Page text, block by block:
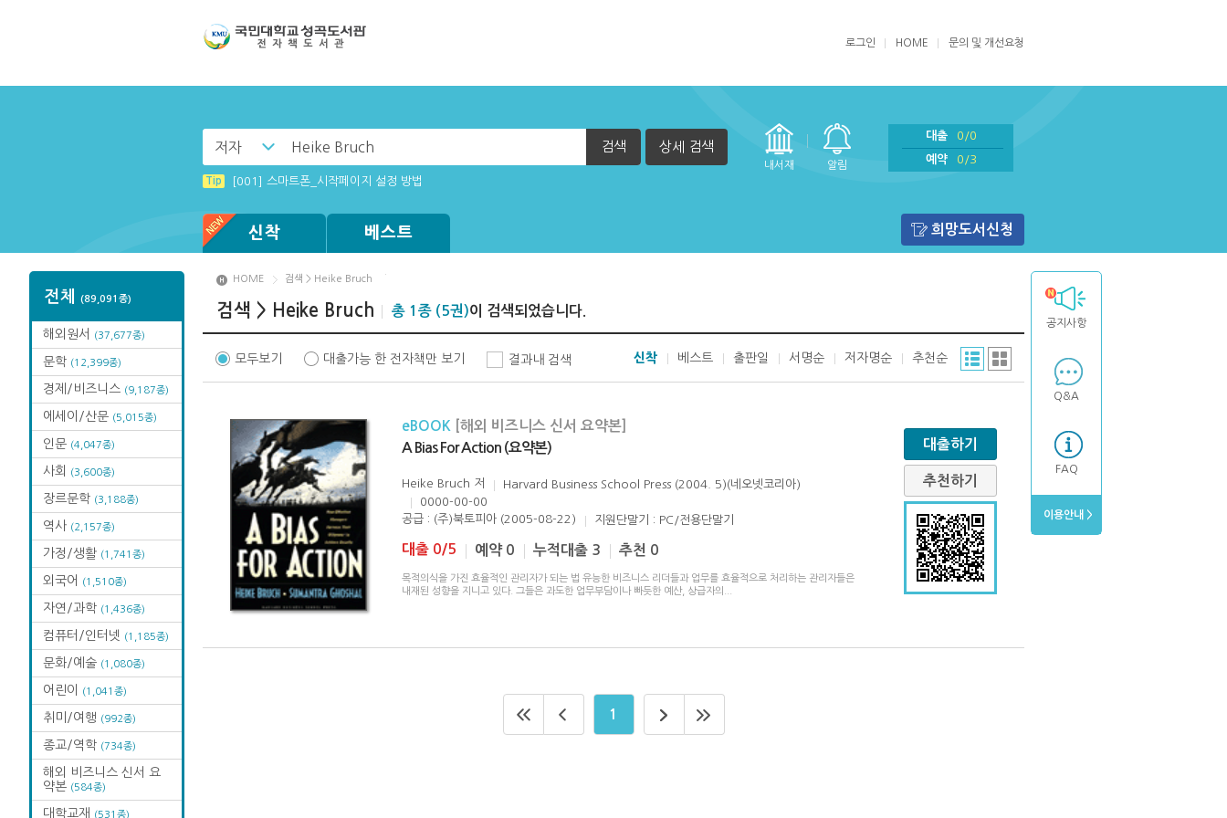
로그인 HOME 문의 및 개선요청
저자 검색 상세 검색
내서재 알림
대출
0/0
예약
0/3
Tip [001] 스마트폰_시작페이지 설정 방법
신착 베스트 희망도서신청
전체 (89,091종)
해외원서 (37,677종)
문학 (12,399종)
경제/비즈니스 (9,187종)
에세이/산문 (5,015종)
인문 (4,047종)
사회 (3,600종)
장르문학 (3,188종)
역사 (2,157종)
가정/생활 (1,741종)
외국어 (1,510종)
자연/과학 (1,436종)
컴퓨터/인터넷 (1,185종)
문화/예술 (1,080종)
어린이 (1,041종)
취미/여행 (992종)
종교/역학 (734종)
해외 비즈니스 신서 요
약본 (584종)
대학교재 (531종)
공지사항
Q&A
FAQ
이용안내 >
HOME 검색 > Heike Bruch
검색 > Heike Bruch 총 1종 (5권)이 검색되었습니다.
모두보기 대출가능 한 전자책만 보기 결과내 검색 신착 베스트 출판일 서명순 저자명순 추천순
eBOOK
[해외 비즈니스 신서 요약본]
A Bias For Action (요약본)
Heike Bruch 저
Harvard Business School Press (2004. 5)(네오넷코리아)
0000-00-00
공급 : (주)북토피아 (2005-08-22)
지원단말기 : PC/전용단말기
대출 0/5 예약 0 누적대출 3 추천 0
목적의식을 가진 효율적인 관리자가 되는 법 유능한 비즈니스 리더들과 업무를 효율적으로 처리하는 관리자들은
내재된 성향을 지니고 있다. 그들은 과도한 업무부담이나 빠듯한 예산, 상급자의
대출하기
추천하기
1